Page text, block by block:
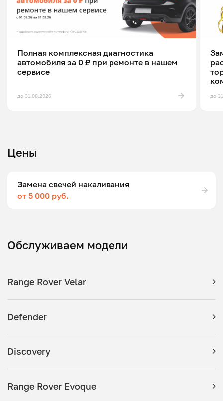
Полная комплексная диагностика
автомобиля за 0 ₽ при ремонте в нашем
сервисе
до 31.08.2026 до
Цены
Замена свечей накаливания
от 5 000 руб.
Обслуживаем модели
Range Rover Velar
Defender
Discovery
Range Rover Evoque